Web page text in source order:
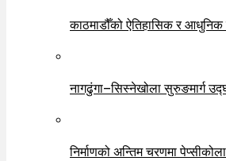
काठमाडौँको ऐतिहासिक र आधुनिक
नागढुंगा–सिस्नेखोला सुरुङमार्ग
निर्माणको अन्तिम चरणमा